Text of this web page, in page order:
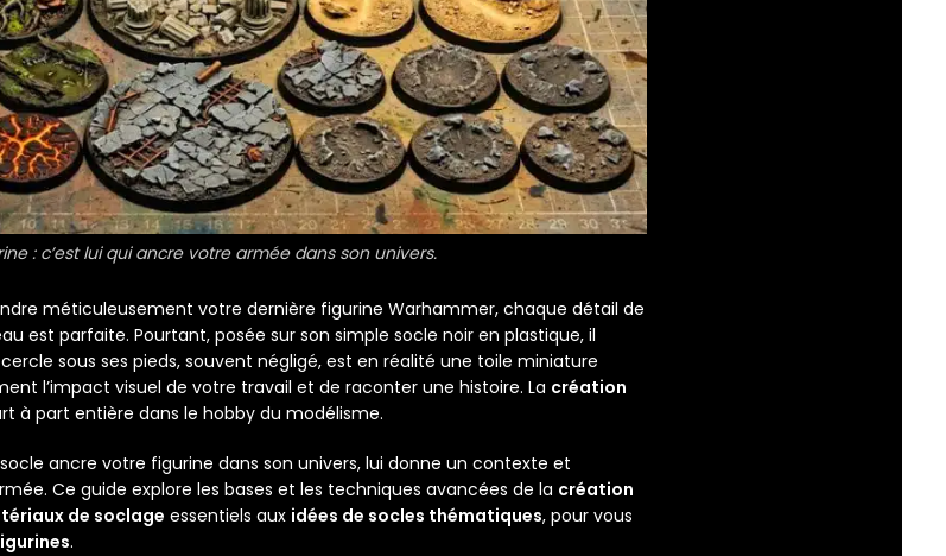
: c’est lui qui ancre votre armée dans son univers.
méticuleusement votre dernière figurine Warhammer, chaque détail de
est parfaite. Pourtant, posée sur son simple socle noir en plastique, il
sous ses pieds, souvent négligé, est en réalité une toile miniature
l’impact visuel de votre travail et de raconter une histoire. La création
à part entière dans le hobby du modélisme.
ancre votre figurine dans son univers, lui donne un contexte et
Ce guide explore les bases et les techniques avancées de la création
de soclage essentiels aux idées de socles thématiques, pour vous
.